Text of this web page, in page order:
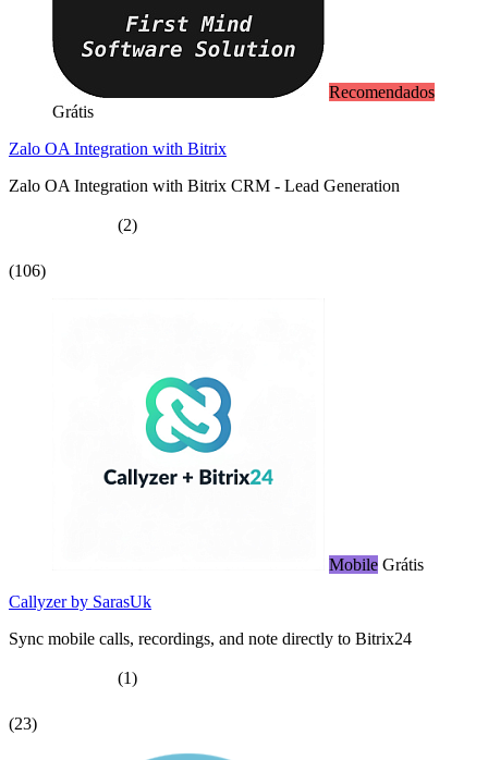
Recomendados
Grátis
Zalo OA Integration with Bitrix
Zalo OA Integration with Bitrix CRM - Lead Generation
(2)
(106)
Mobile Grátis
Callyzer by SarasUk
Sync mobile calls, recordings, and note directly to Bitrix24
(1)
(23)